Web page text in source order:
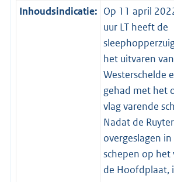
Inhoudsindicatie: Op 11 april
uur LT heeft de
het uitvaren
Westerschelde
gehad met het
vlag varende
Nadat de
overgeslagen
schepen op
de Hoofdplaat,